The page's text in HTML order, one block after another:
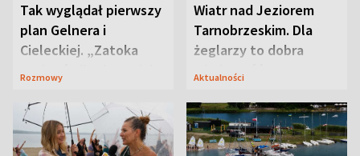
Tak wyglądał pierwszy
plan Gelnera i
Cieleckiej. „Zatoka
szpiegów” od razu ich
Rozmowy
Wiatr nad Jeziorem
Tarnobrzeskim. Dla
żeglarzy to dobra
wiadomość
Aktualności